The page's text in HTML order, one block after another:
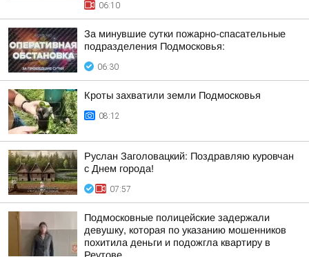
06:10
За минувшие сутки пожарно-спасательные
подразделения Подмосковья:
06:30
Кроты захватили земли Подмосковья
08:12
Руслан Заголовацкий: Поздравляю куровчан
с Днем города!
07:57
Подмосковные полицейские задержали
девушку, которая по указанию мошенников
похитила деньги и подожгла квартиру в